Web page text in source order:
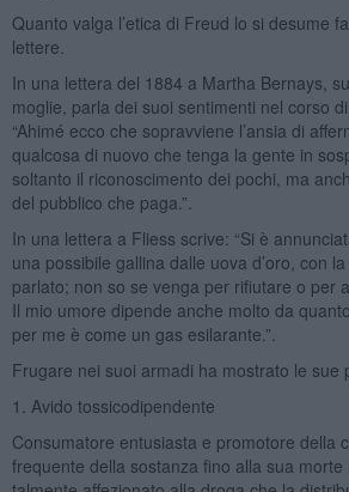
Quanto valga l’etica di Freud lo si desume
lettere.
In una lettera del 1884 a Martha Bernays,
moglie, parla dei suoi sentimenti nel corso
“Ahimé ecco che sopravviene l’ansia di
qualcosa di nuovo che tenga la gente in
soltanto il riconoscimento dei pochi, ma
del pubblico che paga.”.
In una lettera a Fliess scrive: “Si è
una possibile gallina dalle uova d’oro, con
parlato; non so se venga per rifiutare o per
Il mio umore dipende anche molto da
per me è come un gas esilarante.”.
Frugare nei suoi armadi ha mostrato le sue
1. Avido tossicodipendente
Consumatore entusiasta e promotore della
frequente della sostanza fino alla sua